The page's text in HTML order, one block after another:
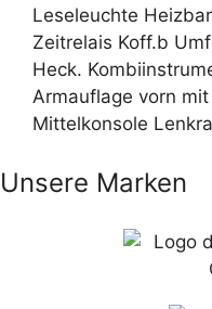
Leseleuchte
Zeitrelais Koff.b
Heck.
Armauflage vorn
Mittelkonsole
Unsere Marken